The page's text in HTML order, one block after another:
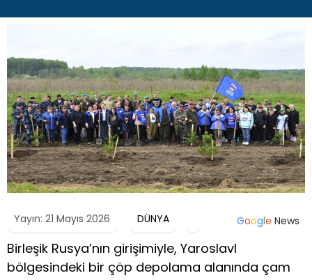
Yayın: 21 Mayıs 2026 DÜNYA Google News
Birleşik Rusya’nın girişimiyle, Yaroslavl
bölgesindeki bir çöp depolama alanında çam